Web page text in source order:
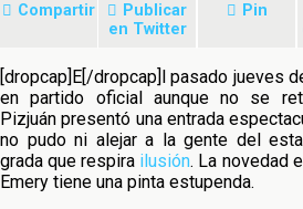
Compartir
Publicar
en Twitter
Pin
[dropcap]E[/dropcap]l pasado jueves
en partido oficial aunque no se
Pizjuán presentó una entrada
no pudo ni alejar a la gente del
grada que respira ilusión. La novedad
Emery tiene una pinta estupenda.